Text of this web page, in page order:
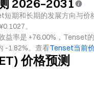
2026–2031
期和长期的发展方向与价
。
率是 +76.00%，Tenset的
-1.82%。查看Tenset当前
价格预测